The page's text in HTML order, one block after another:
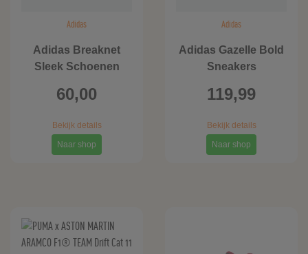
Adidas
Adidas Breaknet
Sleek Schoenen
60,00
Bekijk details
Naar shop
Adidas
Adidas Gazelle Bold
Sneakers
119,99
Bekijk details
Naar shop